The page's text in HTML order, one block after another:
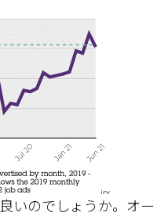
いのでしょうか。オー